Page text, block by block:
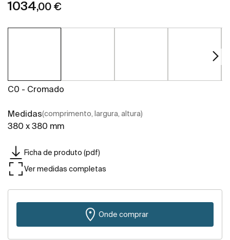
1034,00 €
C0 - Cromado
Medidas(comprimento, largura, altura)
380 x 380 mm
Ficha de produto (pdf)
Ver medidas completas
Onde comprar